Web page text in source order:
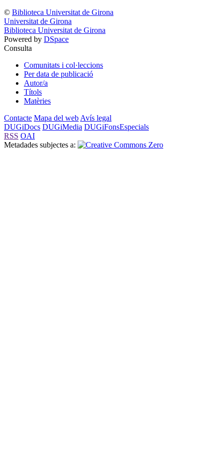
© Biblioteca Universitat de Girona
Universitat de Girona
Biblioteca Universitat de Girona
Powered by DSpace
Consulta
Comunitats i col·leccions
Per data de publicació
Autor/a
Títols
Matèries
Contacte Mapa del web Avís legal
DUGiDocs DUGiMedia DUGiFonsEspecials
RSS OAI
Metadades subjectes a: